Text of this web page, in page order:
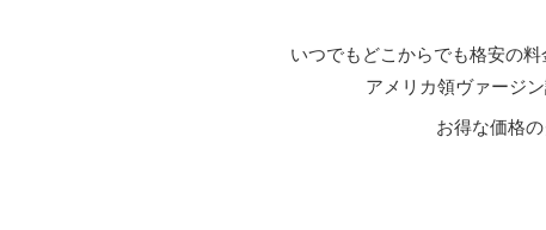
いつでもどこからでも格安の
アメリカ領ヴァージ
お得な価格